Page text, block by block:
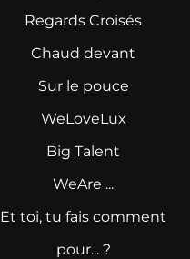
Regards Croisés
Chaud devant
Sur le pouce
WeLoveLux
Big Talent
WeAre ...
Et toi, tu fais comment
pour... ?